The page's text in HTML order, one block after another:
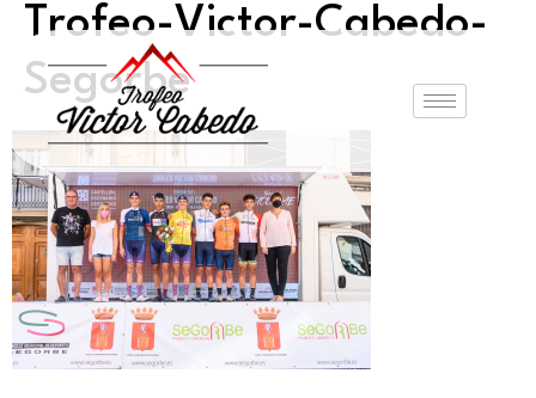
Trofeo-Victor-Cabedo-
Segorbe